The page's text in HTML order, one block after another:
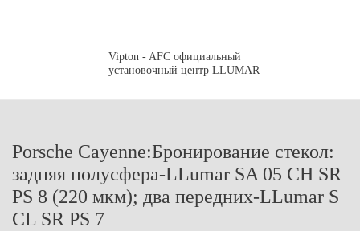
Vipton - AFC официальный
установочный центр LLUMAR
Porsche Cayenne:Бронирование стекол:
задняя полусфера-LLumar SA 05 CH SR
PS 8 (220 мкм); два передних-LLumar S
CL SR PS 7